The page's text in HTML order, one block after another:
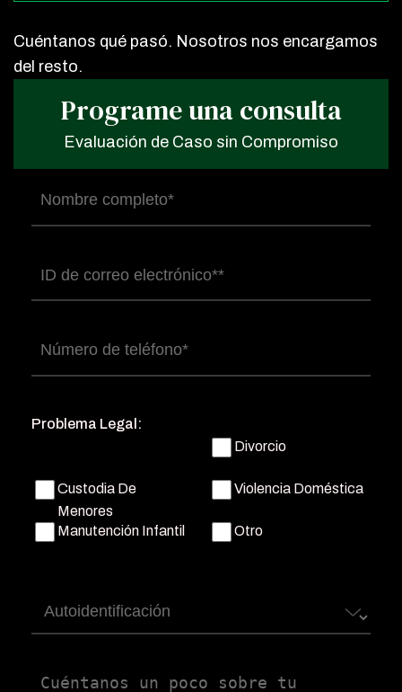
Cuéntanos qué pasó. Nosotros nos encargamos
del resto.
Programe una consulta
Evaluación de Caso sin Compromiso
Nombre
completo(Obligatorio)
Correo
electrónico(Obligatorio)
Número
de
Problema Legal:
Divorcio
Custodia De
Menores
Violencia Doméstica
Manutención Infantil Otro
Autoidentificación
Untitled